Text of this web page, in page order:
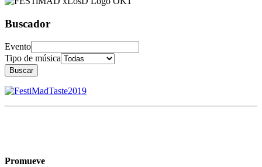
Buscador
Evento
Tipo de música
Buscar
Promueve